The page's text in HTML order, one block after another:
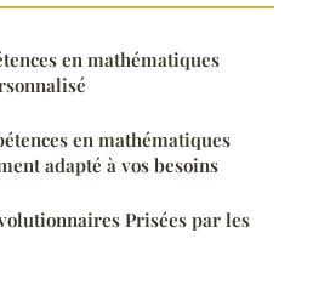
en mathématiques
en mathématiques
adapté à vos besoins
Prisées par les